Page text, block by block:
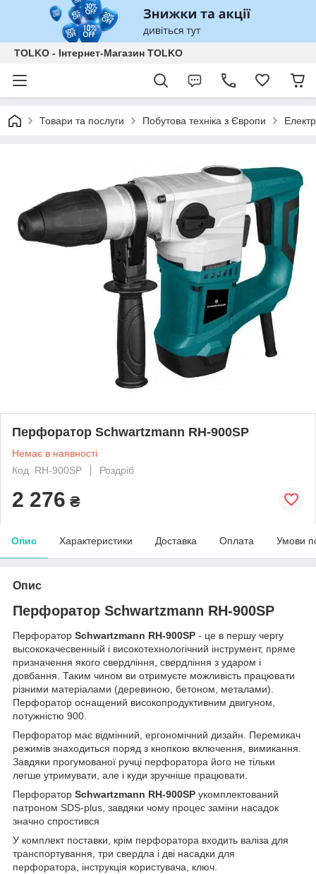
TOLKO - Інтернет-Магазин TOLKO
Товари та послуги Побутова техніка з Європи
Перфоратор Schwartzmann RH-900SP
Немає в наявності
Код: RH-900SP
Роздріб
2 276 ₴
Опис Характеристики Доставка Оплата Умови
Опис
Перфоратор Schwartzmann RH-900SP
Перфоратор Schwartzmann RH-900SP - це в першу чергу
высококачесвенный і високотехнологічний інструмент, пряме
призначення якого свердління, свердління з ударом і
довбання. Таким чином ви отримуєте можливість працювати
різними матеріалами (деревиною, бетоном, металами).
Перфоратор оснащений високопродуктивним двигуном,
потужністю 900.
Перфоратор має відмінний, ергономічний дизайн. Перемикач
режимів знаходиться поряд з кнопкою включення, вимикання.
Завдяки прогумованої ручці перфоратора його не тільки
легше утримувати, але і куди зручніше працювати.
Перфоратор Schwartzmann RH-900SP укомплектований
патроном SDS-plus, завдяки чому процес заміни насадок
значно спростився
У комплект поставки, крім перфоратора входить валіза для
транспортування, три свердла і дві насадки для
перфоратора, інструкція користувача, ключ.